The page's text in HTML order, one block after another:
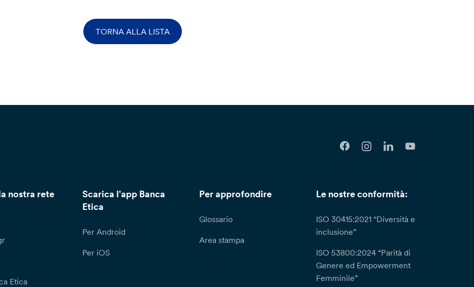
TORNA ALLA LISTA
nostra rete
Etica
Scarica l'app Banca
Etica
Per Android
Per iOS
Per approfondire
Glossario
Area stampa
Le nostre conformità:
ISO 30415:2021 “Diversità e
inclusione”
ISO 53800:2024 “Parità di
Genere ed Empowerment
Femminile”